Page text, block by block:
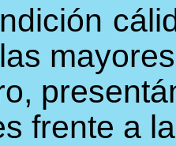
frente a